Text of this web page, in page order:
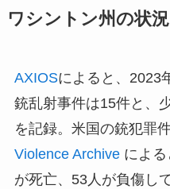
ワシントン州の状況
AXIOSによると、2023
銃乱射事件は15件と、
を記録。米国の銃犯罪
Violence Archiveによる
が死亡、53人が負傷し